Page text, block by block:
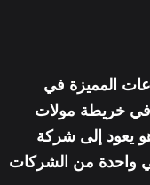
المميزة في
خريطة مولات
يعود إلى شركة
واحدة من الشركات